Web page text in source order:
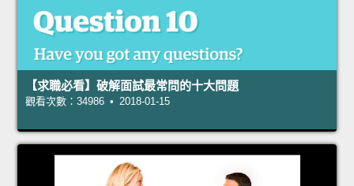
【求職必看】破解面試最常問的十大問題
觀看次數：34986 • 2018-01-15